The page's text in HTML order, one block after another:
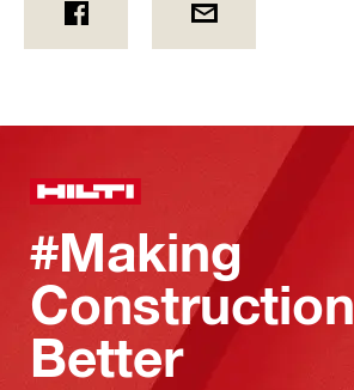
#Making
Construction
Better